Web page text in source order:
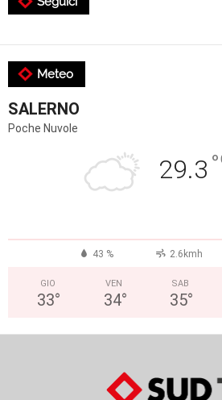
Meteo
SALERNO
Poche Nuvole
29.3 °
43 % 2.6kmh
GIO
33°
VEN
34°
SAB
35°